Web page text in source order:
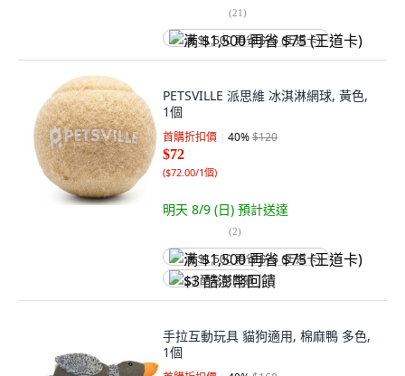
(21)
满 $1,500 再省 $75 (王道卡)
PETSVILLE 派思維 冰淇淋網球, 黃色,
1個
首購折扣價 40%$120
$72
($72.00/1個)
明天 8/9 (日) 預計送達
(2)
满 $1,500 再省 $75 (王道卡)
$3 酷澎幣回饋
手拉互動玩具 貓狗適用, 棉麻鴨 多色,
1個